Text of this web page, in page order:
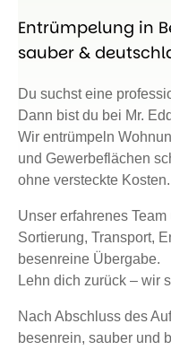
Entrümpelung in
sauber &
Du suchst eine
Dann bist du bei Mr.
Wir entrümpeln
und Gewerbeflächen
ohne versteckte Kosten.
Unser erfahrenes
Sortierung, Transport,
besenreine Übergabe.
Lehn dich zurück – wir
Nach Abschluss des
besenrein, sauber und